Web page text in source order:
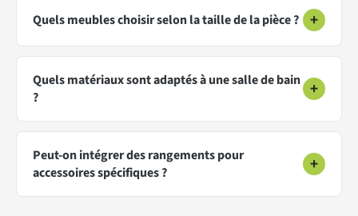
Quels meubles choisir selon la taille de la pièce ? +
Quels matériaux sont adaptés à une salle de bain
?
+
Peut-on intégrer des rangements pour
accessoires spécifiques ?
+